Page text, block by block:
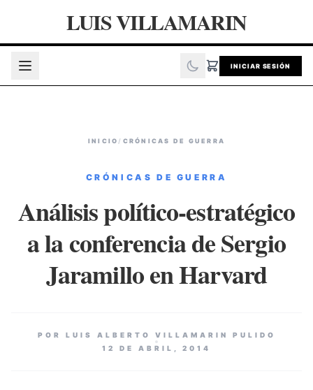
LUIS VILLAMARIN
INICIAR SESIÓN
INICIO / CRÓNICAS DE GUERRA
CRÓNICAS DE GUERRA
Análisis político-estratégico
a la conferencia de Sergio
Jaramillo en Harvard
POR LUIS ALBERTO VILLAMARIN PULIDO
12 DE ABRIL, 2014